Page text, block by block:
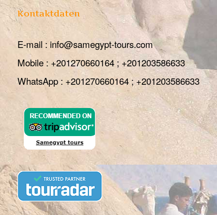
Kontaktdaten
E-mail : info@samegypt-tours.com
Mobile : +201270660164 ; +201203586633
WhatsApp : +201270660164 ; +201203586633